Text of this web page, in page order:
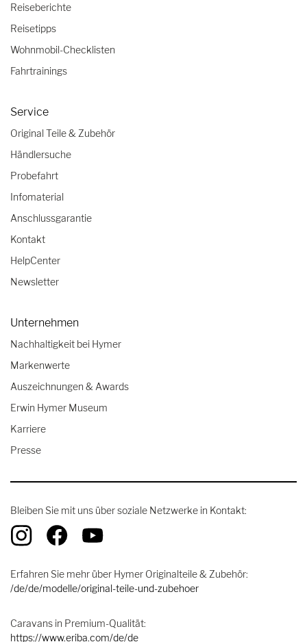
Reiseberichte
Reisetipps
Wohnmobil-Checklisten
Fahrtrainings
Service
Original Teile & Zubehör
Händlersuche
Probefahrt
Infomaterial
Anschlussgarantie
Kontakt
HelpCenter
Newsletter
Unternehmen
Nachhaltigkeit bei Hymer
Markenwerte
Auszeichnungen & Awards
Erwin Hymer Museum
Karriere
Presse
Bleiben Sie mit uns über soziale Netzwerke in Kontakt:
Erfahren Sie mehr über Hymer Originalteile & Zubehör:
/de/de/modelle/original-teile-und-zubehoer
Caravans in Premium-Qualität:
https://www.eriba.com/de/de